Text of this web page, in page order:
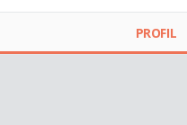
PROFIL